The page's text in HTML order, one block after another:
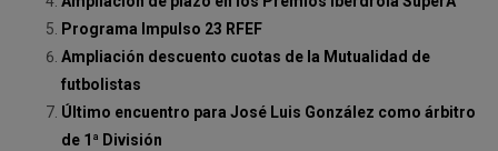
Programa Impulso 23 RFEF
Ampliación descuento cuotas de la Mutualidad de
futbolistas
Último encuentro para José Luis González como árbitro
de 1ª División